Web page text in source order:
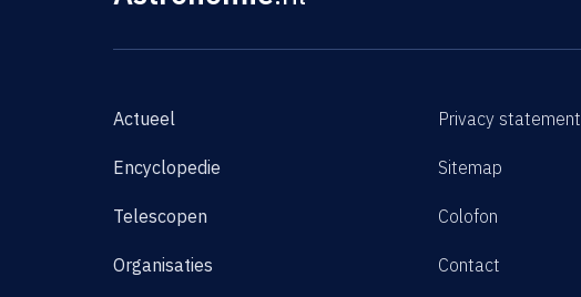
Actueel
Encyclopedie
Telescopen
Organisaties
Privacy statement
Sitemap
Colofon
Contact